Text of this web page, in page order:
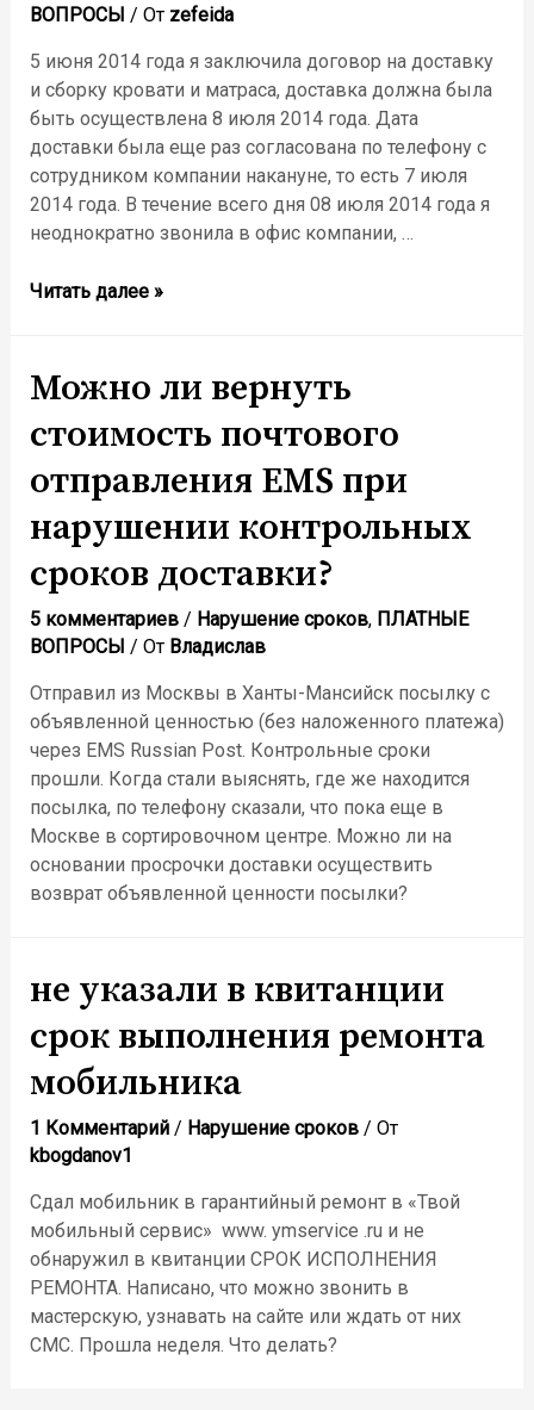
ВОПРОСЫ / От zefeida
5 июня 2014 года я заключила договор на доставку
и сборку кровати и матраса, доставка должна была
быть осуществлена 8 июля 2014 года. Дата
доставки была еще раз согласована по телефону с
сотрудником компании накануне, то есть 7 июля
2014 года. В течение всего дня 08 июля 2014 года я
неоднократно звонила в офис компании, …
есть
вернуть
неустойку
за
сроков
доставки?
Читать далее »
Можно ли вернуть
стоимость почтового
отправления EMS при
нарушении контрольных
сроков доставки?
5 комментариев / Нарушение сроков, ПЛАТНЫЕ
ВОПРОСЫ / От Владислав
Отправил из Москвы в Ханты-Мансийск посылку с
объявленной ценностью (без наложенного платежа)
через EMS Russian Post. Контрольные сроки
прошли. Когда стали выяснять, где же находится
посылка, по телефону сказали, что пока еще в
Москве в сортировочном центре. Можно ли на
основании просрочки доставки осуществить
возврат объявленной ценности посылки?
не указали в квитанции
срок выполнения ремонта
мобильника
1 Комментарий / Нарушение сроков/ От
kbogdanov1
Сдал мобильник в гарантийный ремонт в «Твой
мобильный сервис» www. ymservice .ru и не
обнаружил в квитанции СРОК ИСПОЛНЕНИЯ
РЕМОНТА. Написано, что можно звонить в
мастерскую, узнавать на сайте или ждать от них
СМС. Прошла неделя. Что делать?